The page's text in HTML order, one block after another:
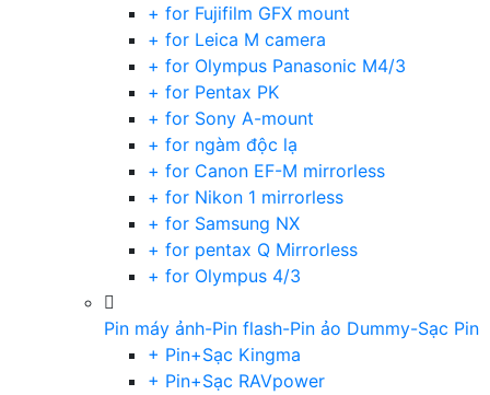
+ for Fujifilm GFX mount
+ for Leica M camera
+ for Olympus Panasonic M4/3
+ for Pentax PK
+ for Sony A-mount
+ for ngàm độc lạ
+ for Canon EF-M mirrorless
+ for Nikon 1 mirrorless
+ for Samsung NX
+ for pentax Q Mirrorless
+ for Olympus 4/3
Pin máy ảnh-Pin flash-Pin ảo Dummy-Sạc Pin
+ Pin+Sạc Kingma
+ Pin+Sạc RAVpower